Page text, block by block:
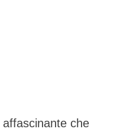
affascinante che